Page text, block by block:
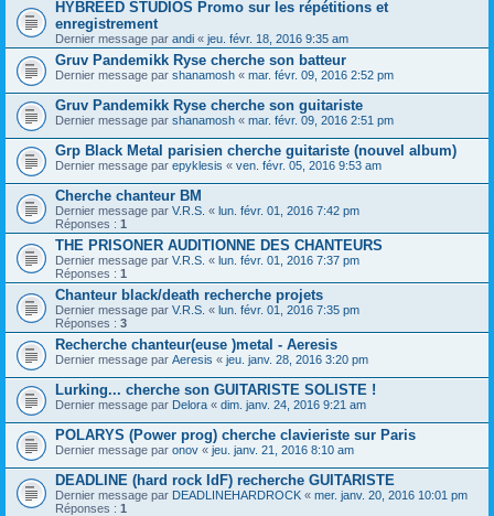
HYBREED STUDIOS Promo sur les répétitions et
enregistrement
Dernier message par andi « jeu. févr. 18, 2016 9:35 am
Gruv Pandemikk Ryse cherche son batteur
Dernier message par shanamosh « mar. févr. 09, 2016 2:52 pm
Gruv Pandemikk Ryse cherche son guitariste
Dernier message par shanamosh « mar. févr. 09, 2016 2:51 pm
Grp Black Metal parisien cherche guitariste (nouvel album)
Dernier message par epyklesis « ven. févr. 05, 2016 9:53 am
Cherche chanteur BM
Dernier message par V.R.S. « lun. févr. 01, 2016 7:42 pm
Réponses : 1
THE PRISONER AUDITIONNE DES CHANTEURS
Dernier message par V.R.S. « lun. févr. 01, 2016 7:37 pm
Réponses : 1
Chanteur black/death recherche projets
Dernier message par V.R.S. « lun. févr. 01, 2016 7:35 pm
Réponses : 3
Recherche chanteur(euse )metal - Aeresis
Dernier message par Aeresis « jeu. janv. 28, 2016 3:20 pm
Lurking... cherche son GUITARISTE SOLISTE !
Dernier message par Delora « dim. janv. 24, 2016 9:21 am
POLARYS (Power prog) cherche clavieriste sur Paris
Dernier message par onov « jeu. janv. 21, 2016 8:10 am
DEADLINE (hard rock IdF) recherche GUITARISTE
Dernier message par DEADLINEHARDROCK « mer. janv. 20, 2016 10:01 pm
Réponses : 1